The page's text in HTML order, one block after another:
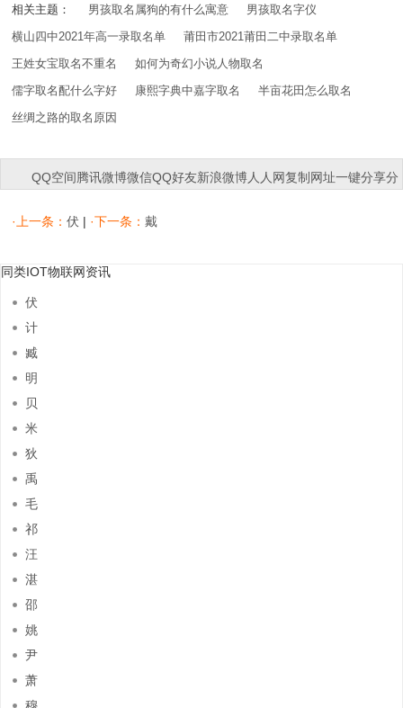
相关主题： 男孩取名属狗的有什么寓意
男孩取名字仪
横山四中2021年高一录取名单
莆田市2021莆田二中录取名单
王姓女宝取名不重名
如何为奇幻小说人物取名
儒字取名配什么字好
康熙字典中嘉字取名
半亩花田怎么取名
丝绸之路的取名原因
QQ空间腾讯微博微信QQ好友新浪微博人人网复制网址一键分享分
·上一条：伏 | ·下一条：戴
同类IOT物联网资讯
伏
计
臧
明
贝
米
狄
禹
毛
祁
汪
湛
邵
姚
尹
萧